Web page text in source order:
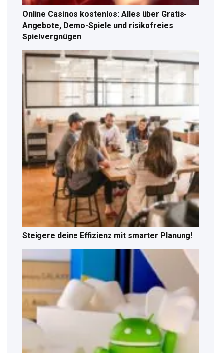
Online Casinos kostenlos: Alles über Gratis-
Angebote, Demo-Spiele und risikofreies
Spielvergnügen
Steigere deine Effizienz mit smarter Planung!